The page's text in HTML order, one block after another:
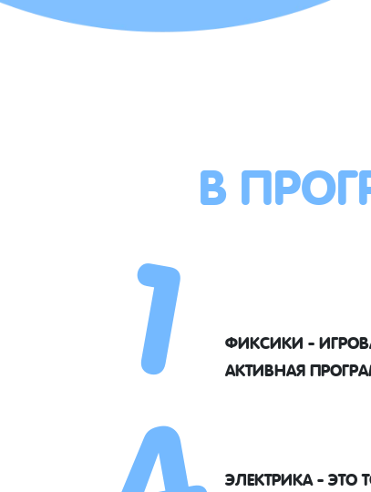
В
1ФИКСИКИ -
АКТИВНАЯ
ЭЛЕКТРИКА - ЭТО